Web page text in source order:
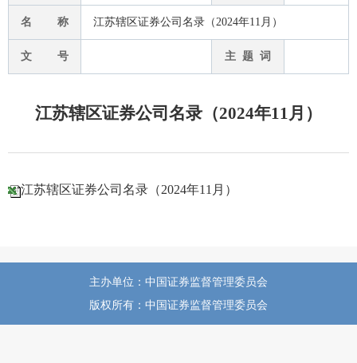
名 称 江苏辖区证券公司名录（2024年11月）
文 号 主 题 词
江苏辖区证券公司名录（2024年11月）
江苏辖区证券公司名录（2024年11月）
主办单位：中国证券监督管理委员会
版权所有：中国证券监督管理委员会